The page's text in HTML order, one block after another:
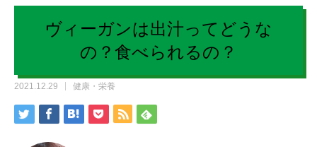
ヴィーガンは出汁ってどうな
の？食べられるの？
2021.12.29 健康・栄養